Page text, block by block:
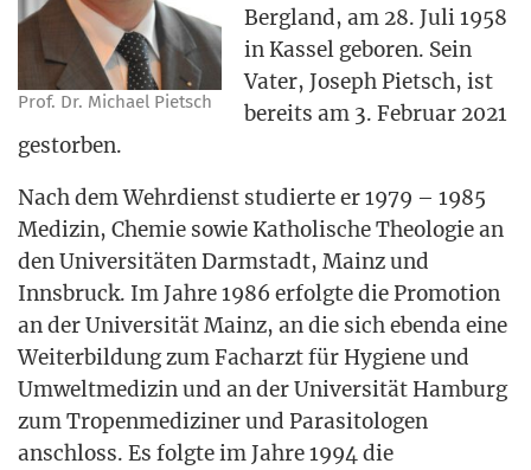
Prof. Dr. Micha­el Pietsch
Berg­land, am 28. Juli 1958
in Kas­sel gebo­ren. Sein
Vater, Joseph Pietsch, ist
bereits am 3. Febru­ar 2021
gestorben.
Nach dem Wehr­dienst stu­dier­te er 1979 – 1985
Medi­zin, Che­mie sowie Katho­li­sche Theo­lo­gie an
den Uni­ver­si­tä­ten Darm­stadt, Mainz und
Inns­bruck. Im Jah­re 1986 erfolg­te die Pro­mo­ti­on
an der Uni­ver­si­tät Mainz, an die sich eben­da eine
Wei­ter­bil­dung zum Fach­arzt für Hygie­ne und
Umwelt­me­di­zin und an der Uni­ver­si­tät Ham­burg
zum Tro­pen­me­di­zi­ner und Para­si­to­lo­gen
anschloss. Es folg­te im Jah­re 1994 die